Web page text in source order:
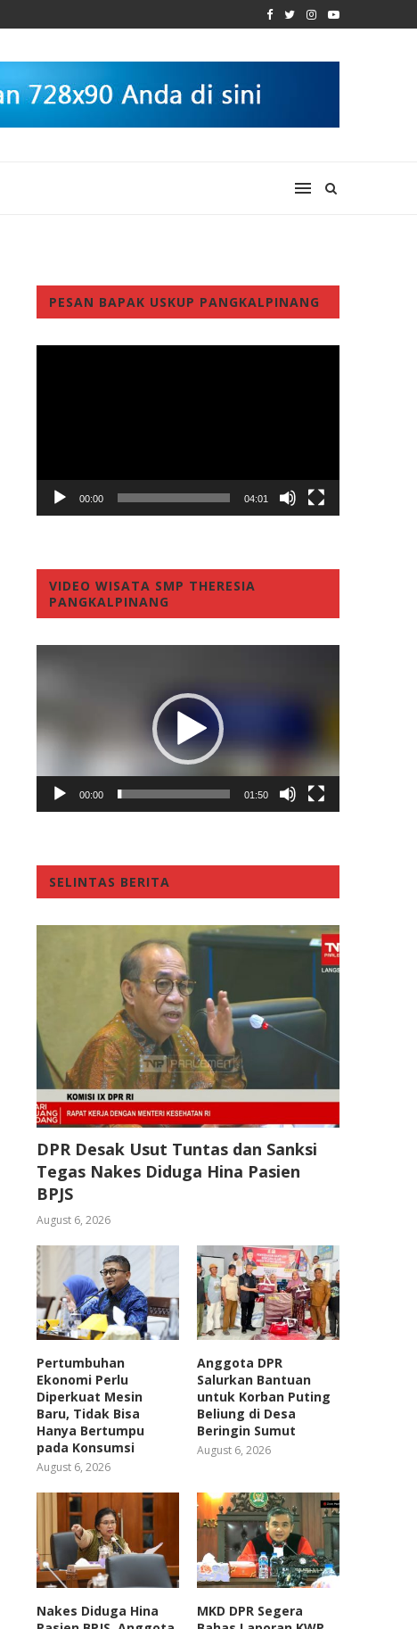
PESAN BAPAK USKUP PANGKALPINANG
00:00 04:01
VIDEO WISATA SMP THERESIA
PANGKALPINANG
00:00 01:50
SELINTAS BERITA
DPR Desak Usut Tuntas dan Sanksi
Tegas Nakes Diduga Hina Pasien
BPJS
August 6, 2026
Pertumbuhan
Ekonomi Perlu
Diperkuat Mesin
Baru, Tidak Bisa
Hanya Bertumpu
pada Konsumsi
August 6, 2026
Anggota DPR
Salurkan Bantuan
untuk Korban Puting
Beliung di Desa
Beringin Sumut
August 6, 2026
Nakes Diduga Hina
MKD DPR Segera